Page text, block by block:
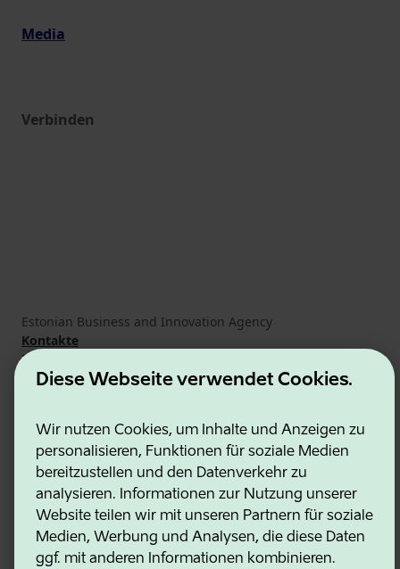
Diese Webseite verwendet Cookies.
Wir nutzen Cookies, um Inhalte und Anzeigen zu
personalisieren, Funktionen für soziale Medien
bereitzustellen und den Datenverkehr zu
analysieren. Informationen zur Nutzung unserer
Website teilen wir mit unseren Partnern für soziale
Medien, Werbung und Analysen, die diese Daten
ggf. mit anderen Informationen kombinieren.
Media
Verbinden
Estonian Business and Innovation Agency
Kontakte
Kooperationspartner
Nutzungsbedingungen